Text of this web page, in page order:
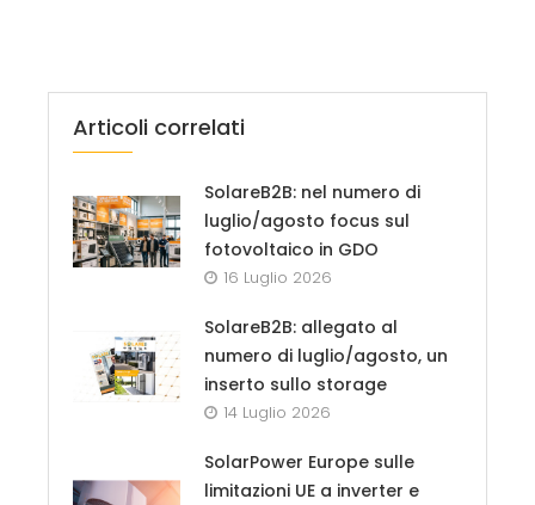
Articoli correlati
SolareB2B: nel numero di
luglio/agosto focus sul
fotovoltaico in GDO
16 Luglio 2026
SolareB2B: allegato al
numero di luglio/agosto, un
inserto sullo storage
14 Luglio 2026
SolarPower Europe sulle
limitazioni UE a inverter e